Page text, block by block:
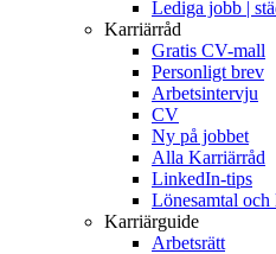
Lediga jobb |
Karriärråd
Gratis CV-mall
Personligt brev
Arbetsintervju
CV
Ny på jobbet
Alla Karriärråd
LinkedIn-tips
Lönesamtal
Karriärguide
Arbetsrätt